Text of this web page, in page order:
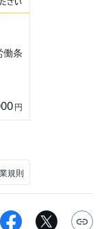
働条
円
規則